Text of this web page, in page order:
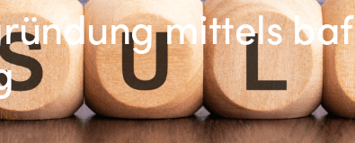
mittels